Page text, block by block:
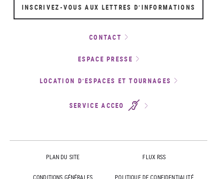
INSCRIVEZ-VOUS AUX LETTRES D’INFORMATIONS
CONTACT
ESPACE PRESSE
LOCATION D’ESPACES ET TOURNAGES
SERVICE ACCEO
PLAN DU SITE FLUX RSS
CONDITIONS GÉNÉRALES POLITIQUE DE CONFIDENTIALITÉ